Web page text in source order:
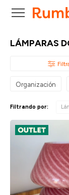

LÁMPARAS
Organización
Filtrando por: